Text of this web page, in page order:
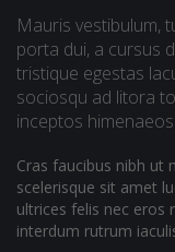
Mauris vestibulum,
porta dui, a cursus
tristique egestas
sociosqu ad litora
inceptos himenaeos.
Cras faucibus nibh ut
scelerisque sit amet
ultrices felis nec eros
interdum rutrum